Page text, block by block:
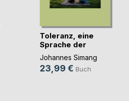
Toleranz, eine
Sprache der
Menschl(...)
Johannes Simang
23,99 € Buch